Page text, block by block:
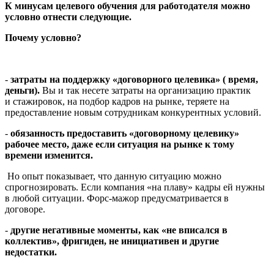
К минусам целевого обучения для работодателя можно
условно отнести следующие.
Почему условно?
- затраты на поддержку «договорного целевика» ( время,
деньги). Вы и так несете затраты на организацию практик
и стажировок, на подбор кадров на рынке, теряете на
предоставление новым сотрудникам конкурентных условий.
- обязанность предоставить «договорному целевику»
рабочее место, даже если ситуация на рынке к тому
времени изменится.
Но опыт показывает, что данную ситуацию можно
спрогнозировать. Если компания «на плаву» кадры ей нужны
в любой ситуации. Форс-мажор предусматривается в
договоре.
- другие негативные моменты, как «не вписался в
коллектив», фригиден, не инициативен и другие
недостатки.